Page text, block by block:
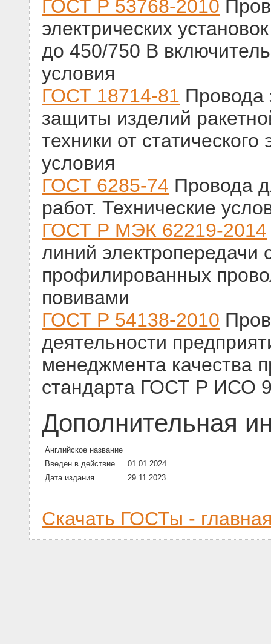
ГОСТ Р 53768-2010
электрических
до 450/750 В
условия
ГОСТ 18714-81 Провода
защиты изделий
техники от
условия
ГОСТ 6285-74 Провода
работ. Технические
ГОСТ Р МЭК 62219-2014
линий электропередачи
профилированных
повивами
ГОСТ Р 54138-2010
деятельности
менеджмента качества
стандарта ГОСТ Р ИСО
Дополнительная
Английское название
Введен в действие
01.01.2024
Дата издания
29.11.2023
Скачать ГОСТы -